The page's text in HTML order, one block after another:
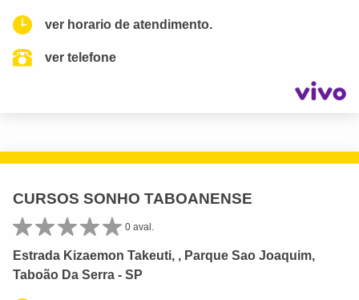
ver horario de atendimento.
ver telefone
CURSOS SONHO TABOANENSE
0 aval.
Estrada Kizaemon Takeuti, , Parque Sao Joaquim,
Taboão Da Serra - SP